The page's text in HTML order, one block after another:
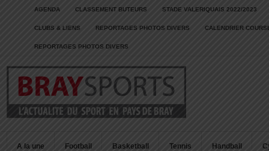
AGENDA CLASSEMENT BUTEURS STADE VALERIQUAIS 2022/2023
CLUBS & LIENS REPORTAGES PHOTOS DIVERS CALENDRIER
REPORTAGES PHOTOS DIVERS
A la une Football Basketball Tennis Handball